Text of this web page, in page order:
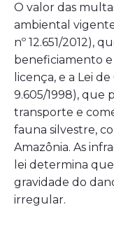
O valor das
ambiental
nº 12.651/2012),
beneficiamento
licença, e a Lei
9.605/1998), que
transporte e
fauna silvestre,
Amazônia. As
lei determina
gravidade do
irregular.